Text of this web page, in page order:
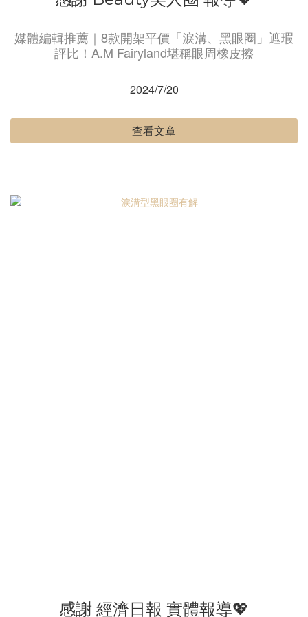
媒體編輯推薦｜8款開架平價「淚溝、黑眼圈」遮瑕
評比！A.M Fairyland堪稱眼周橡皮擦
2024/7/20
查看文章
感謝 經濟日報 實體報導💖